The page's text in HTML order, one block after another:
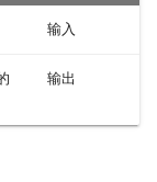
输入
输出